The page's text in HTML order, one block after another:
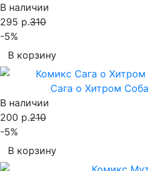
В наличии
295 р.310
-5%
В корзину
Сага о Хитром
В наличии
200 р.210
-5%
В корзину